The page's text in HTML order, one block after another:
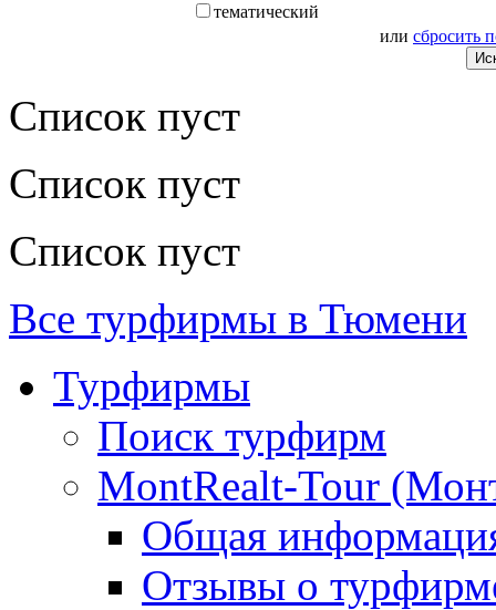
тематический
или сбросить
Список пуст
Список пуст
Список пуст
Все турфирмы в Тюмени
Турфирмы
Поиск турфирм
MontRealt-Tour
Общая
Отзывы о